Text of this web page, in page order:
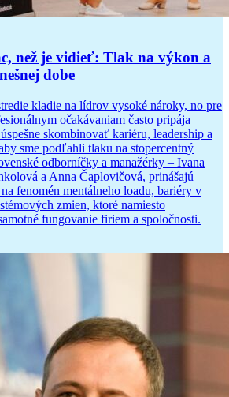
než je vidieť: Tlak na výkon a
dobe
kladie na lídrov vysoké nároky, no pre
očakávaniam často pripája
skombinovať kariéru, leadership a
sme podľahli tlaku na stopercentný
odborníčky a manažérky – Ivana
a Anna Čaplovičová, prinášajú
fenomén mentálneho loadu, bariéry v
zmien, ktoré namiesto
fungovanie firiem a spoločnosti.